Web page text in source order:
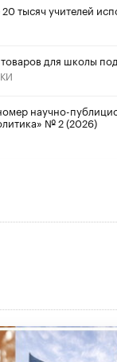
тысяч учителей
для школы
научно-
№ 2 (2026)